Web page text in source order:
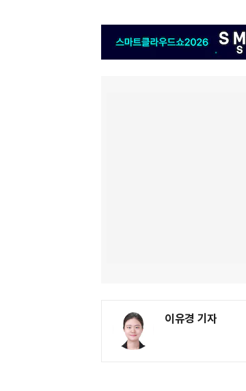
이유경 기자